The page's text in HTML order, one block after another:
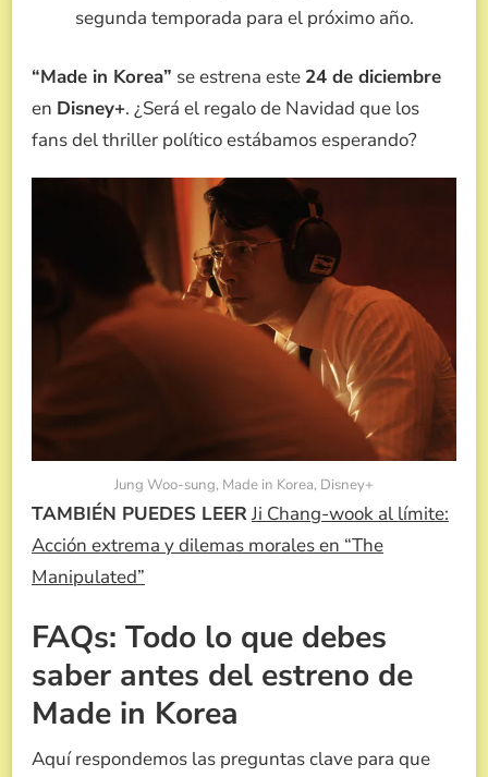
segunda temporada para el próximo año.
“Made in Korea” se estrena este 24 de diciembre
en Disney+. ¿Será el regalo de Navidad que los
fans del thriller político estábamos esperando?
Jung Woo-sung, Made in Korea, Disney+
TAMBIÉN PUEDES LEERJi Chang-wook al límite:
Acción extrema y dilemas morales en “The
Manipulated”
FAQs: Todo lo que debes
saber antes del estreno de
Made in Korea
Aquí respondemos las preguntas clave para que